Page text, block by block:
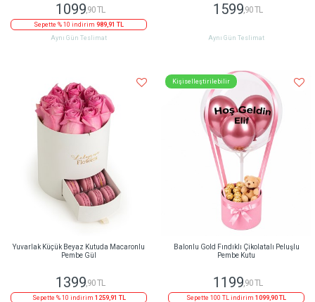
1099,90 TL
Sepette % 10 indirim 989,91 TL
Aynı Gün Teslimat
1599,90 TL
Aynı Gün Teslimat
Yuvarlak Küçük Beyaz Kutuda Macaronlu
Pembe Gül
1399 ,90 TL
Sepette % 10 indirim 1259,91 TL
Kişiselleştirilebilir
Balonlu Gold Fındıklı Çikolatalı Peluşlu
Pembe Kutu
1199 ,90 TL
Sepette 100 TL indirim 1099,90 TL